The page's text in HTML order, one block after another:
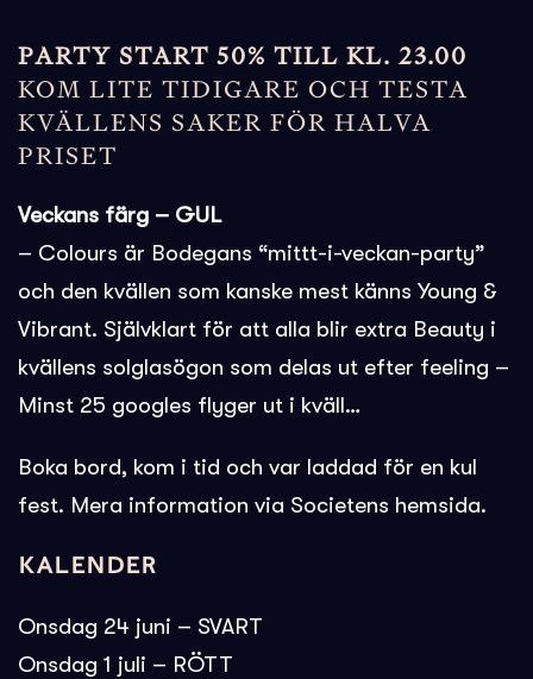
PARTY START 50% TILL KL. 23.00
KOM LITE TIDIGARE OCH TESTA
KVÄLLENS SAKER FÖR HALVA
PRISET
Veckans färg – GUL
– Colours är Bodegans “mittt-i-veckan-party”
och den kvällen som kanske mest känns Young &
Vibrant. Självklart för att alla blir extra Beauty i
kvällens solglasögon som delas ut efter feeling –
Minst 25 googles flyger ut i kväll…
Boka bord, kom i tid och var laddad för en kul
fest. Mera information via Societens hemsida.
Kalender
Onsdag 24 juni – SVART
Onsdag 1 juli – RÖTT